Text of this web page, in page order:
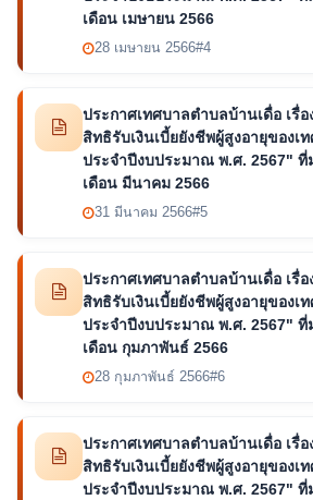
เดือน เมษายน 2566
28 เมษายน 2566#4
ประกาศเทศบาลตำบลบ้านเดื่อ เรื่
สิทธิรับเงินเบี้ยยังชีพผู้สูงอายุของเ
ประจำปีงบประมาณ พ.ศ. 2567" ที่
เดือน มีนาคม 2566
31 มีนาคม 2566#5
ประกาศเทศบาลตำบลบ้านเดื่อ เรื่
สิทธิรับเงินเบี้ยยังชีพผู้สูงอายุของเ
ประจำปีงบประมาณ พ.ศ. 2567" ที่
เดือน กุมภาพันธ์ 2566
28 กุมภาพันธ์ 2566#6
ประกาศเทศบาลตำบลบ้านเดื่อ เรื่
สิทธิรับเงินเบี้ยยังชีพผู้สูงอายุของเ
ประจำปีงบประมาณ พ.ศ. 2567" ที่